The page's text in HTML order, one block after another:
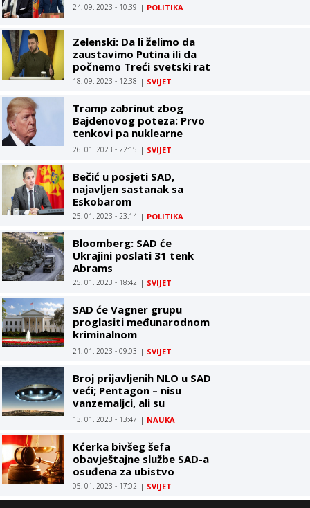
24. 09. 2023 - 10:39 | POLITIKA
Zelenski: Da li želimo da
zaustavimo Putina ili da
počnemo Treći svetski rat
18. 09. 2023 - 12:38 | SVIJET
Tramp zabrinut zbog
Bajdenovog poteza: Prvo
tenkovi pa nuklearne
rakete
26. 01. 2023 - 22:15 | SVIJET
Bečić u posjeti SAD,
najavljen sastanak sa
Eskobarom
25. 01. 2023 - 23:14 | POLITIKA
Bloomberg: SAD će
Ukrajini poslati 31 tenk
Abrams
25. 01. 2023 - 18:42 | SVIJET
SAD će Vagner grupu
proglasiti međunarodnom
kriminalnom
organizacijom
21. 01. 2023 - 09:03 | SVIJET
Broj prijavljenih NLO u SAD
veći; Pentagon – nisu
vanzemaljci, ali su
prijetnja
13. 01. 2023 - 13:47 | NAUKA
Kćerka bivšeg šefa
obavještajne službe SAD-a
osuđena za ubistvo
05. 01. 2023 - 17:02 | SVIJET